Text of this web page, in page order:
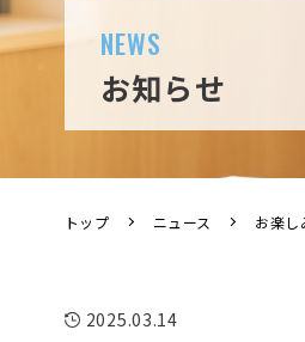
NEWS
お知らせ
トップ ニュース お楽し
2025.03.14